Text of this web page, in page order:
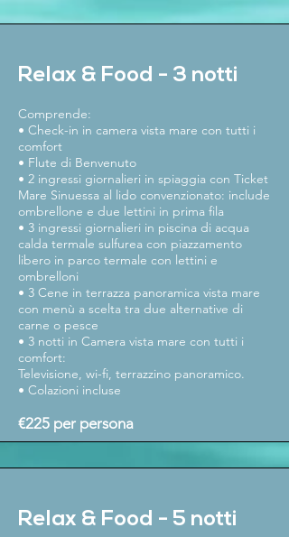
Relax & Food - 3 notti
Comprende:
• Check-in in camera vista mare con tutti i
comfort
• Flute di Benvenuto
• 2 ingressi giornalieri in spiaggia con Ticket
Mare Sinuessa al lido convenzionato: include
ombrellone e due lettini in prima fila
• 3 ingressi giornalieri in piscina di acqua
calda termale sulfurea con piazzamento
libero in parco termale con lettini e
ombrelloni
• 3 Cene in terrazza panoramica vista mare
con menù a scelta tra due alternative di
carne o pesce
• 3 notti in Camera vista mare con tutti i
comfort:
Televisione, wi-fi, terrazzino panoramico.
• Colazioni incluse
€225 per persona
Relax & Food - 5 notti